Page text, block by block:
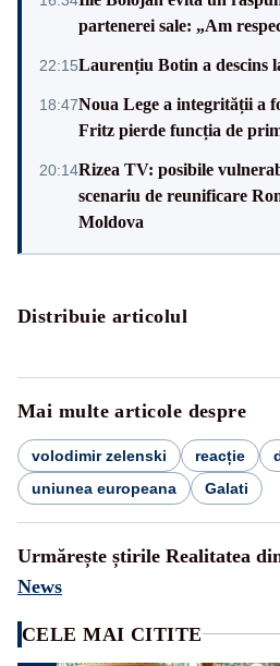
partenerei sale: „Am
22:15Laurențiu Botin a descins
18:47Noua Lege a integrității a
Fritz pierde funcția de
20:14Rizea TV: posibile
scenariu de reunificare
Moldova
Distribuie articolul
Mai multe articole despre
volodimir zelenski reacție
uniunea europeana
Galati
Urmărește știrile Realitatea
News
CELE MAI CITITE